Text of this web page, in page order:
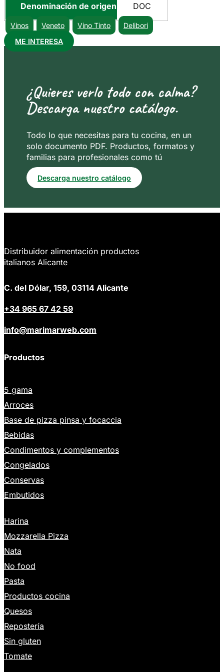
Denominación de origen DOC
Vinos Veneto Vino Tinto
Delibori
ME INTERESA
¿Quieres verlo todo con calma?
Descarga nuestro catálogo.
Todo lo que necesitas para tu cocina, en un
solo documento PDF. Productos, formatos y
familias para profesionales como tú
Descarga nuestro catálogo
Distribuidor alimentación productos
italianos Alicante
C. del Dólar, 159, 03114 Alicante
+34 965 67 42 59
info@marimarweb.com
Productos
5 gama
Arroces
Base de pizza pinsa y focaccia
Bebidas
Condimentos y complementos
Congelados
Conservas
Embutidos
Harina
Mozzarella Pizza
Nata
No food
Pasta
Productos cocina
Quesos
Repostería
Sin gluten
Tomate